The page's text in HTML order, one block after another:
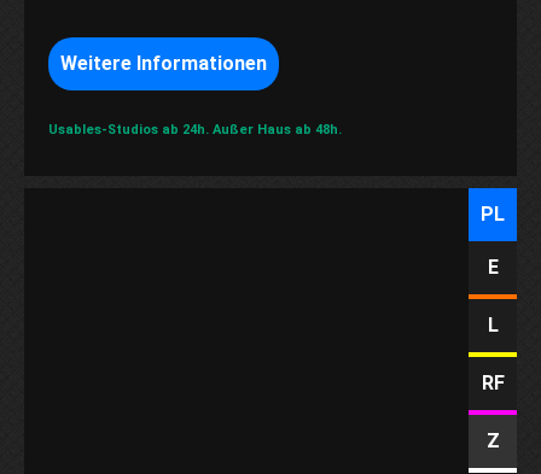
Weitere Informationen
Usables-Studios ab 24h. Außer Haus ab 48h.
PL
E
L
RF
Z